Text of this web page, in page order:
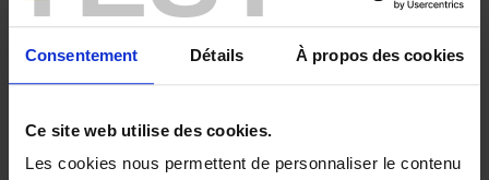
Consentement Détails À propos des cookies
Ce site web utilise des cookies.
Les cookies nous permettent de personnaliser le contenu
F404 MULTIMETER CLAMP